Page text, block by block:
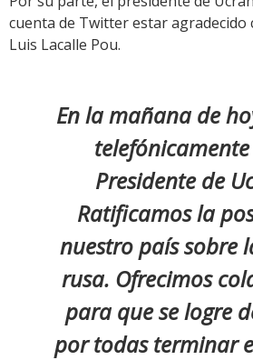
cuenta de Twitter estar agradecido
Luis Lacalle Pou.
En la mañana de
Presidente de
Ratificamos la
nuestro país sobre
rusa. Ofrecimos
para que se logre
por todas terminar